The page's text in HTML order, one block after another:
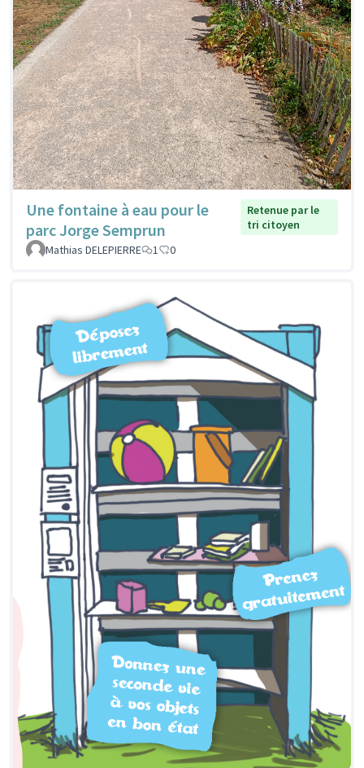
Une fontaine à eau pour le
parc Jorge Semprun
Retenue par le
tri citoyen
Mathias DELEPIERRE
1 0